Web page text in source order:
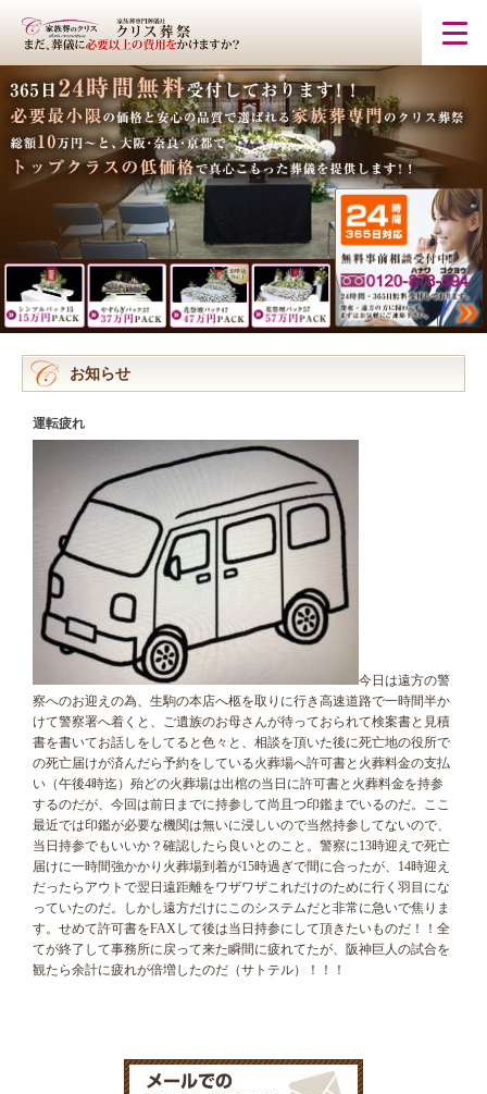
お知らせ
運転疲れ
今日は遠方の警
察へのお迎えの為、生駒の本店へ柩を取りに行き高速道路で一時間半か
けて警察署へ着くと、ご遺族のお母さんが待っておられて検案書と見積
書を書いてお話しをしてると色々と、相談を頂いた後に死亡地の役所で
の死亡届けが済んだら予約をしている火葬場へ許可書と火葬料金の支払
い（午後4時迄）殆どの火葬場は出棺の当日に許可書と火葬料金を持参
するのだが、今回は前日までに持参して尚且つ印鑑までいるのだ。ここ
最近では印鑑が必要な機関は無いに浸しいので当然持参してないので、
当日持参でもいいか？確認したら良いとのこと。警察に13時迎えで死亡
届けに一時間強かかり火葬場到着が15時過ぎで間に合ったが、14時迎え
だったらアウトで翌日遠距離をワザワザこれだけのために行く羽目にな
っていたのだ。しかし遠方だけにこのシステムだと非常に急いで焦りま
す。せめて許可書をFAXして後は当日持参にして頂きたいものだ！！全
てが終了して事務所に戻って来た瞬間に疲れてたが、阪神巨人の試合を
観たら余計に疲れが倍増したのだ（サトテル）！！！